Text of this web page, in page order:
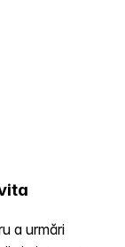
a urmări